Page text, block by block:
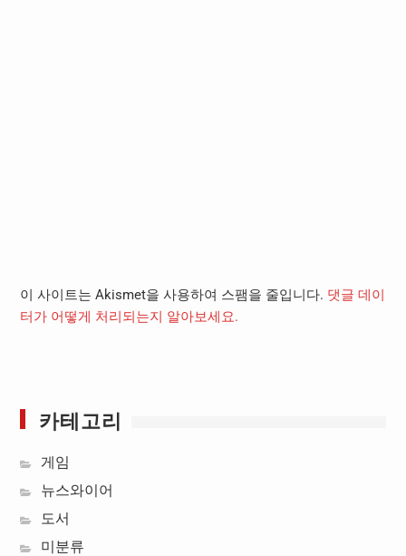
이 사이트는 Akismet을 사용하여 스팸을 줄입니다. 댓글 데이
터가 어떻게 처리되는지 알아보세요.
카테고리
게임
뉴스와이어
도서
미분류